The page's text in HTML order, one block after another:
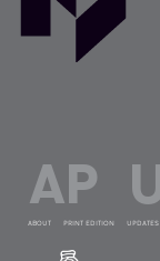
ABOUT PRINT EDITION UPDATES